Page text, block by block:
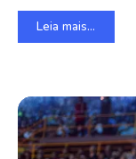
Leia mais...